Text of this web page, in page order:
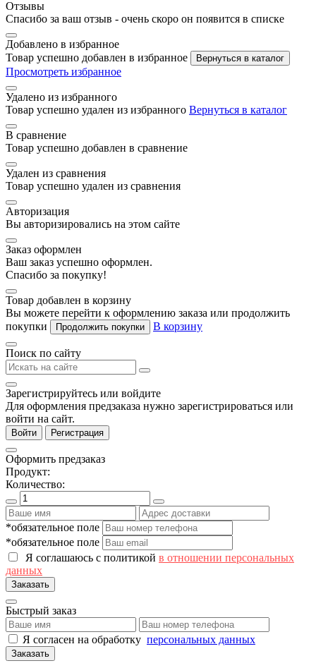
Отзывы
Спасибо за ваш отзыв - очень скоро он появится в списке
Добавлено в избранное
Товар успешно добавлен в избранное
Вернуться в каталог
Просмотреть избранное
Удалено из избранного
Товар успешно удален из избранного Вернуться в каталог
В сравнение
Товар успешно добавлен в сравнение
Удален из сравнения
Товар успешно удален из сравнения
Авторизация
Вы авторизировались на этом сайте
Заказ оформлен
Ваш заказ успешно оформлен.
Спасибо за покупку!
Товар добавлен в корзину
Вы можете перейти к оформлению заказа или продолжить
покупки
Продолжить покупки В корзину
Поиск по сайту
Зарегистрируйтесь или войдите
Для оформления предзаказа нужно зарегистрироваться или
войти на сайт.
Войти Регистрация
Оформить предзаказ
Продукт:
Количество:
*обязательное поле
*обязательное поле
Я соглашаюсь с политикой в отношении персональных
данных
Заказать
Быстрый заказ
Я согласен на обработку персональных данных
Заказать